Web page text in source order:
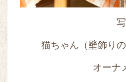
猫ちゃん（壁飾り
オーナ